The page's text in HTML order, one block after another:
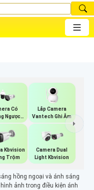
Có
Ngược
Vantech
Lắp Camera
Vantech Ghi Âm
Kbvision
Trộm
Camera Dual
Light Kbvision
hồng ngoại và ánh sáng
ảnh trong điều kiện ánh